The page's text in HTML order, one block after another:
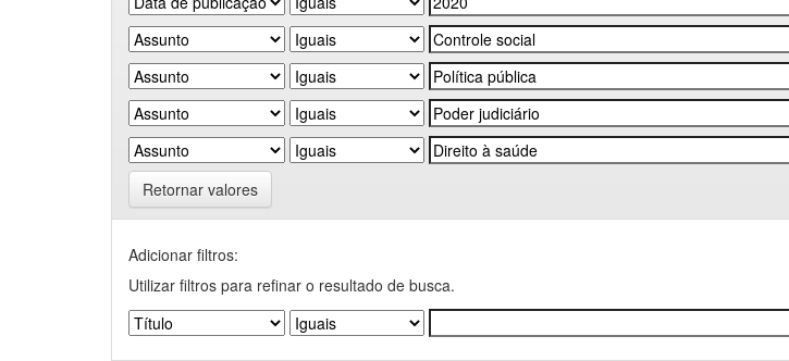
Retornar valores
Adicionar filtros:
Utilizar filtros para refinar o resultado de busca.